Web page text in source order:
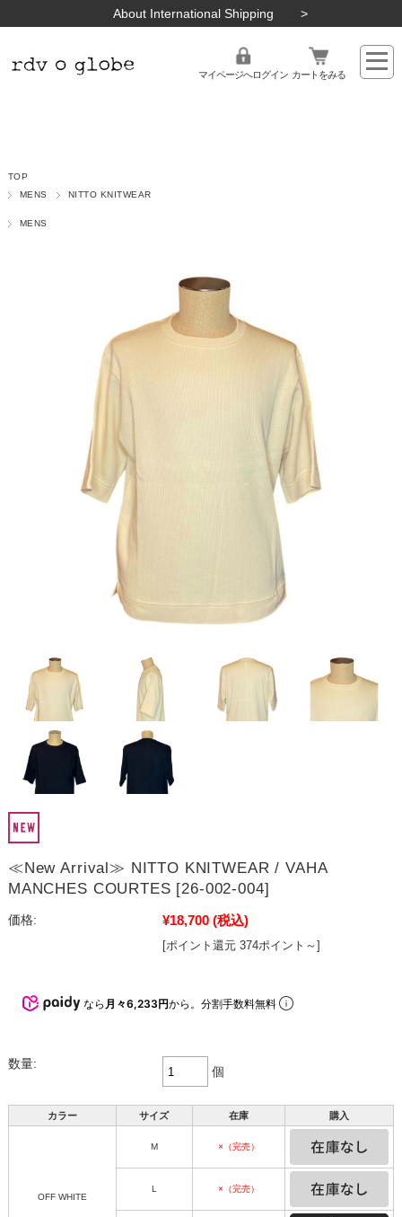
About International Shipping
マイページへログイン カートをみる
TOP
MENS
NITTO KNITWEAR
MENS
≪New Arrival≫ NITTO KNITWEAR / VAHA
MANCHES COURTES [26-002-004]
価格: ¥18,700 (税込)
[ポイント還元 374ポイント～]
なら 月々6,233円から。分割手数料無料
数量:
個
カラー サイズ 在庫 購入
OFF WHITE
M ×（完売）
L ×（完売）